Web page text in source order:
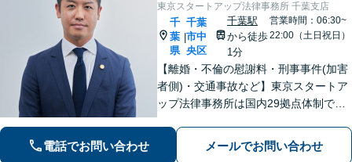
東京スタートアップ法律事務所 千葉支店
千
葉
県
|
千葉
市中
央区
千葉駅
から徒歩
1分
営業時間：06:30~
22:00（土日祝日）
【離婚・不倫の慰謝料・刑事事件(加害
者側)・交通事故など】東京スタートア
ップ法律事務所は国内29拠点体制で全
対応(法律相談は完全予約制)】各分野で
専門性の高い弁護士が寄り添い解決を
電話でお問い合わせ メールでお問い合わせ